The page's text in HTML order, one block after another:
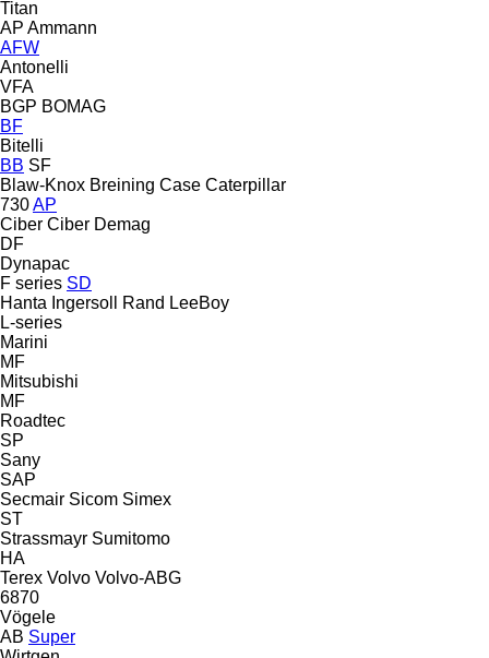
Titan
AP Ammann
AFW
Antonelli
VFA
BGP BOMAG
BF
Bitelli
BB SF
Blaw-Knox Breining Case Caterpillar
730AP
Ciber Ciber Demag
DF
Dynapac
F series SD
Hanta Ingersoll Rand LeeBoy
L-series
Marini
MF
Mitsubishi
MF
Roadtec
SP
Sany
SAP
Secmair Sicom Simex
ST
Strassmayr Sumitomo
HA
Terex Volvo Volvo-ABG
6870
Vögele
AB Super